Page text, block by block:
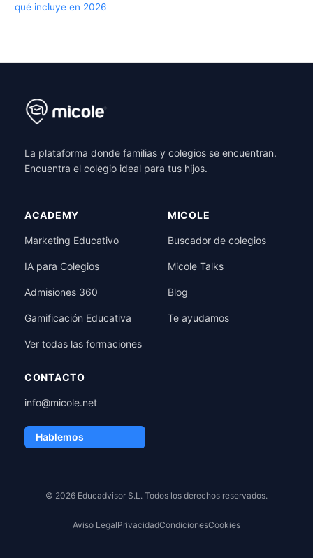
qué incluye en 2026
La plataforma donde familias y colegios se encuentran.
Encuentra el colegio ideal para tus hijos.
ACADEMY
Marketing Educativo
IA para Colegios
Admisiones 360
Gamificación Educativa
Ver todas las formaciones
MICOLE
Buscador de colegios
Micole Talks
Blog
Te ayudamos
CONTACTO
info@micole.net
Hablemos
© 2026 Educadvisor S.L. Todos los derechos reservados.
Aviso LegalPrivacidadCondicionesCookies